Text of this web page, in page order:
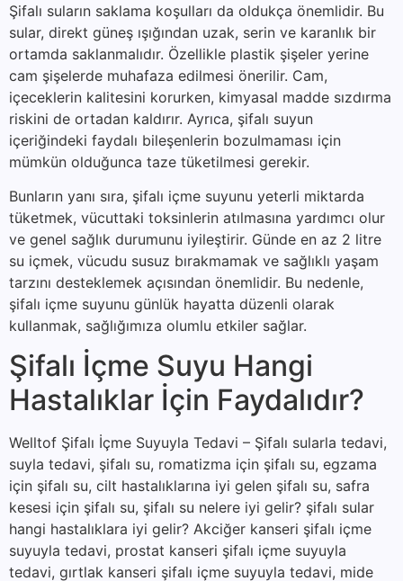
Şifalı suların saklama koşulları da oldukça önemlidir. Bu
sular, direkt güneş ışığından uzak, serin ve karanlık bir
ortamda saklanmalıdır. Özellikle plastik şişeler yerine
cam şişelerde muhafaza edilmesi önerilir. Cam,
içeceklerin kalitesini korurken, kimyasal madde sızdırma
riskini de ortadan kaldırır. Ayrıca, şifalı suyun
içeriğindeki faydalı bileşenlerin bozulmaması için
mümkün olduğunca taze tüketilmesi gerekir.
Bunların yanı sıra, şifalı içme suyunu yeterli miktarda
tüketmek, vücuttaki toksinlerin atılmasına yardımcı olur
ve genel sağlık durumunu iyileştirir. Günde en az 2 litre
su içmek, vücudu susuz bırakmamak ve sağlıklı yaşam
tarzını desteklemek açısından önemlidir. Bu nedenle,
şifalı içme suyunu günlük hayatta düzenli olarak
kullanmak, sağlığımıza olumlu etkiler sağlar.
Şifalı İçme Suyu Hangi
Hastalıklar İçin Faydalıdır?
Welltof Şifalı İçme Suyuyla Tedavi – Şifalı sularla tedavi,
suyla tedavi, şifalı su, romatizma için şifalı su, egzama
için şifalı su, cilt hastalıklarına iyi gelen şifalı su, safra
kesesi için şifalı su, şifalı su nelere iyi gelir? şifalı sular
hangi hastalıklara iyi gelir? Akciğer kanseri şifalı içme
suyuyla tedavi, prostat kanseri şifalı içme suyuyla
tedavi, gırtlak kanseri şifalı içme suyuyla tedavi, mide